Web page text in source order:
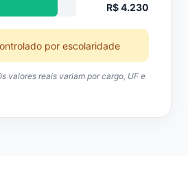
R$ 4.230
por escolaridade
valores reais variam por cargo, UF e